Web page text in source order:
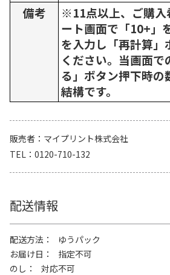
備考
※11点以上、ご購入
ート画面で「10+」
を入力し「再計算」
ください。当画面
る」ボタン押下時の
結構です。
販売者
マイプリント株式会社
TEL
0120-710-132
配送情報
配送方法
ゆうパック
お届け日
指定不可
のし
対応不可